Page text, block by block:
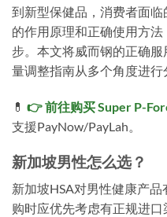
到新型保健品，消费者面
的作用原理和正确使用方
步。本文将威而钢的正确
量调整指南从多个角度进行
💊 👉 前往购买 Super P-
支援PayNow/PayLah。
新加坡男性怎么选？
新加坡HSA对男性健康产
购时应优先考虑有正规进